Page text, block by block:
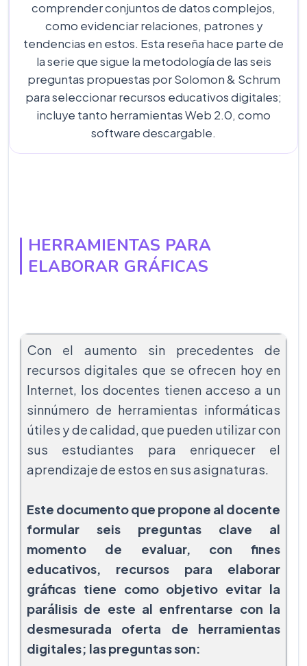
comprender conjuntos de datos complejos,
como evidenciar relaciones, patrones y
tendencias en estos. Esta reseña hace parte de
la serie que sigue la metodología de las seis
preguntas propuestas por Solomon & Schrum
para seleccionar recursos educativos digitales;
incluye tanto herramientas Web 2.0, como
software descargable.
HERRAMIENTAS PARA
ELABORAR GRÁFICAS
Con el aumento sin precedentes de
recursos digitales que se ofrecen hoy en
Internet, los docentes tienen acceso a un
sinnúmero de herramientas informáticas
útiles y de calidad, que pueden utilizar con
sus estudiantes para enriquecer el
aprendizaje de estos en sus asignaturas.
Este documento que propone al docente
formular seis preguntas clave al
momento de evaluar, con fines
educativos, recursos para elaborar
gráficas tiene como objetivo evitar la
parálisis de este al enfrentarse con la
desmesurada oferta de herramientas
digitales; las preguntas son: